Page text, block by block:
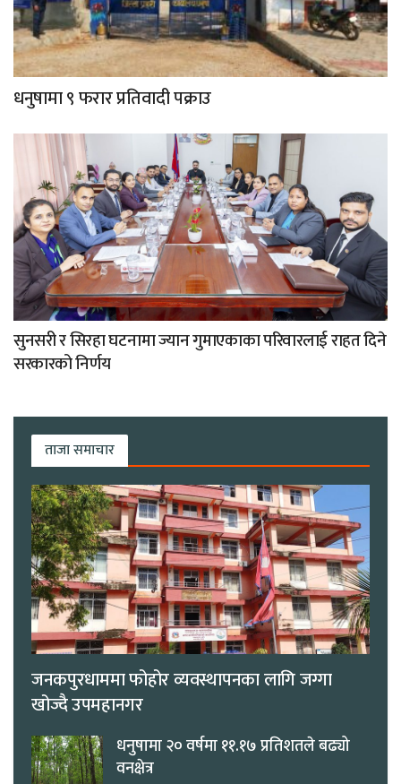
धनुषामा ९ फरार प्रतिवादी पक्राउ
सुनसरी र सिरहा घटनामा ज्यान गुमाएकाका परिवारलाई राहत दिने
सरकारको निर्णय
ताजा समाचार
जनकपुरधाममा फोहोर व्यवस्थापनका लागि जग्गा
खोज्दै उपमहानगर
धनुषामा २० वर्षमा ११.१७ प्रतिशतले बढ्यो
वनक्षेत्र